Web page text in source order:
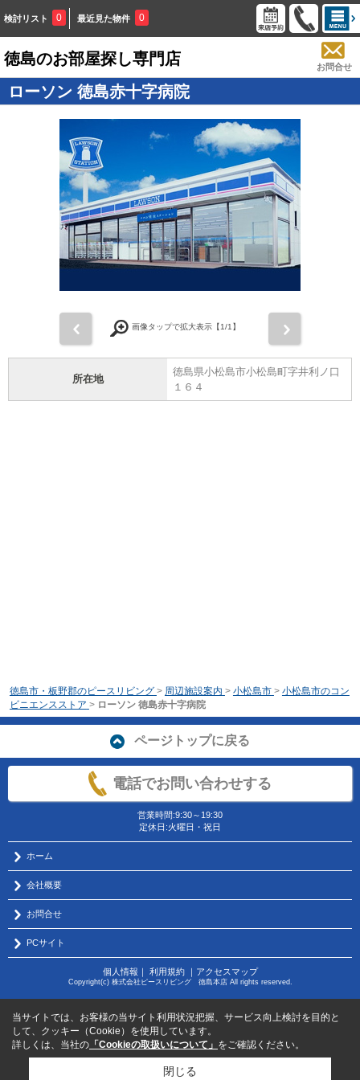
検討リスト 0 最近見た物件 0
徳島のお部屋探し専門店 お問合せ
ローソン 徳島赤十字病院
前 画像タップで拡大表示【1/1】
所在地
徳島県小松島市小松島町字井利ノ口
１６４
徳島市・板野郡のピースリビング > 周辺施設案内 > 小松島市 > 小松島市のコン
ビニエンスストア > ローソン 徳島赤十字病院
ページトップに戻る
電話でお問い合わせする
営業時間:9:30～19:30
定休日:火曜日・祝日
ホーム
会社概要
お問合せ
PCサイト
個人情報 ｜ 利用規約｜ アクセスマップ
Copyright(c) 株式会社ピースリビング 徳島本店 All rights reserved.
当サイトでは、お客様の当サイト利用状況把握、サービス向上検討を目的と
して、クッキー（Cookie）を使用しています。
詳しくは、当社の 「Cookieの取扱いについて」 をご確認ください。
閉じる